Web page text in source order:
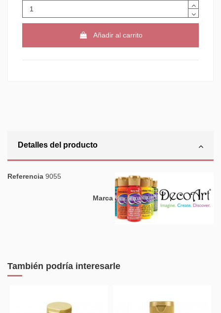
Añadir al carrito
Detalles del producto
Marca
Referencia 9055
También podría interesarle